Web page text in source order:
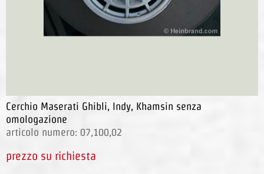
Cerchio Maserati Ghibli, Indy, Khamsin senza
omologazione
articolo numero: 07,100,02
prezzo su richiesta